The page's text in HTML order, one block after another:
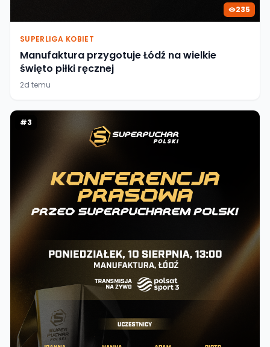
235
SUPERLIGA KOBIET
Manufaktura przygotuje Łódź na wielkie
święto piłki ręcznej
2d temu
#3